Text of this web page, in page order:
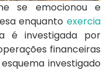
se emocionou e
enquanto exercia
é investigada por
financeiras
investigado